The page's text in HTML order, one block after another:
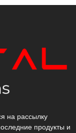
на рассылку
продукты и